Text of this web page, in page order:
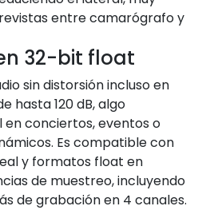
entre camarógrafo y
32-bit float
sin distorsión incluso en
hasta 120 dB, algo
conciertos, eventos o
Es compatible con
y formatos float en
de muestreo, incluyendo
de grabación en 4 canales.